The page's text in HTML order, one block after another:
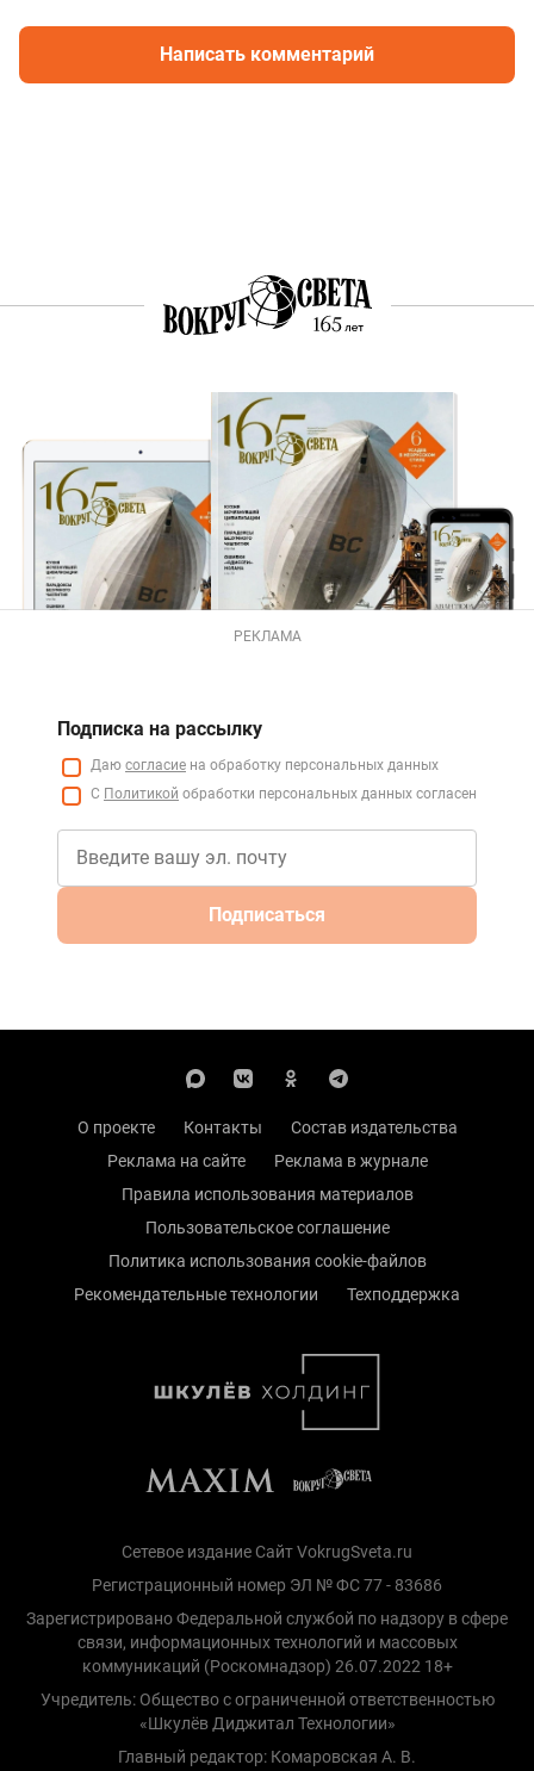
Написать комментарий
РЕКЛАМА
Подписка на рассылку
Даю согласие на обработку персональных данных
С Политикой обработки персональных данных согласен
Подписаться
О проекте Контакты
Состав издательства
Реклама на сайте
Реклама в журнале
Правила использования материалов
Пользовательское соглашение
Политика использования cookie-файлов
Рекомендательные технологии
Техподдержка
Сетевое издание Сайт VokrugSveta.ru
Регистрационный номер ЭЛ № ФС 77 - 83686
Зарегистрировано Федеральной службой по надзору в сфере
связи, информационных технологий и массовых
коммуникаций (Роскомнадзор) 26.07.2022 18+
Учредитель: Общество с ограниченной ответственностью
«Шкулёв Диджитал Технологии»
Главный редактор: Комаровская А. В.